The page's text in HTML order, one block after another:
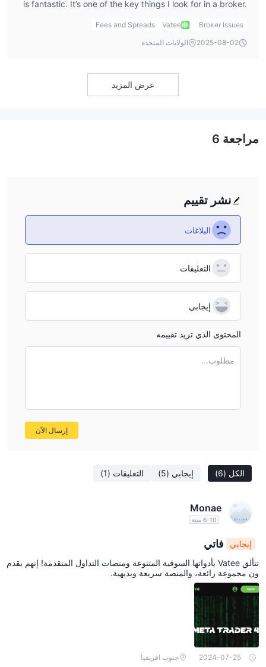
is fantastic. It’s one of the key things I look for in a broker.
Many brokers charge a fee every time you withdraw
Vatee, I can avoid that cost, though I still keep an eye on
Broker Issues
Vatee
Fees and Spreads
2025-08-02
الولايات المتحدة
عرض المزيد
الكل (6) إيجابي (5) التعليقات (1)
Monae
6-10 سنة
إيجابي فاتي
تتألق Vatee بأدواتها السوقية المتنوعة ومنصات التداول المتقدمة! إنهم يقدم
ون مجموعة رائعة، والمنصة سريعة وبديهية.
2024-07-25 جنوب افريقيا
نشر تقييم
البلاغات
التعليقات
إيجابي
المحتوى الذي تريد تقييمه
مطلوب...
إرسال الآن
مراجعة